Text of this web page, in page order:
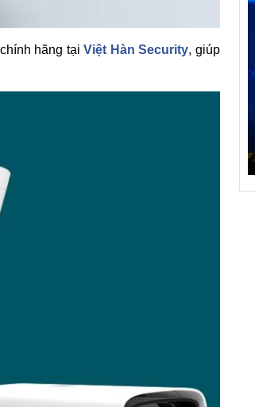
hãng tại Việt Hàn Security, giúp